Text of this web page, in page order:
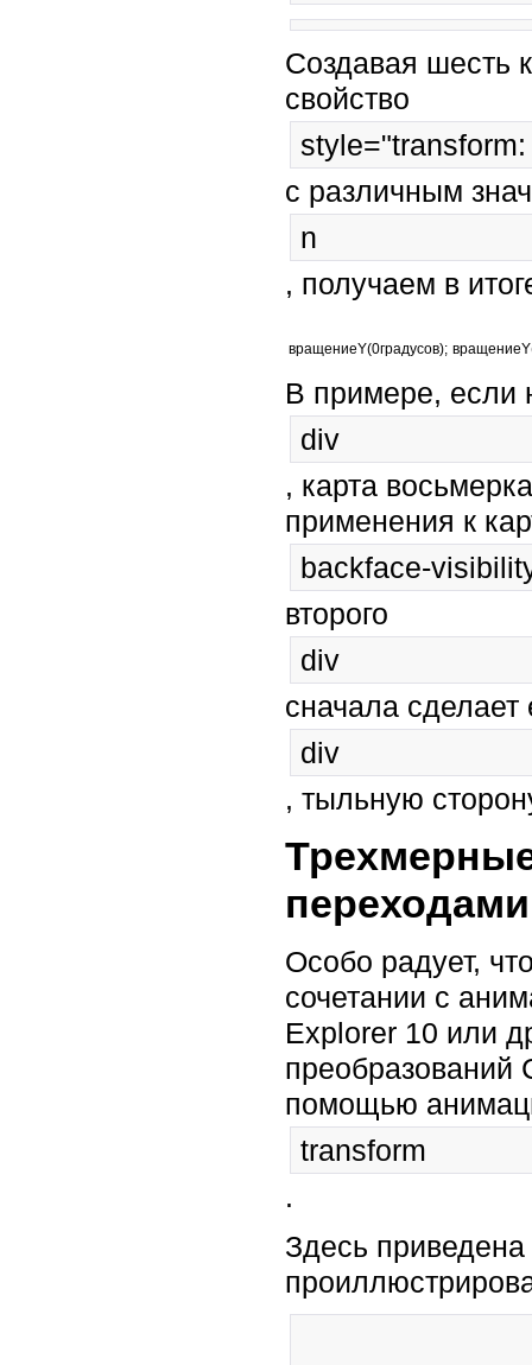
Создавая шесть
свойство
с различным
n
, получаем в
вращениеY(0градусов);
В примере, если
div
, карта
применения к
backface-
второго
div
сначала
div
, тыльную
переходами
Особо радует,
сочетании с
Explorer 10 или
преобразований
помощью
transform
.
Здесь приведена